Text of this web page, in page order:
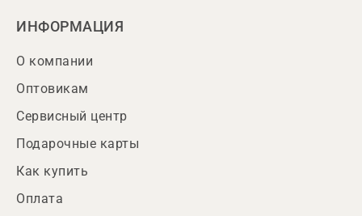
ИНФОРМАЦИЯ
О компании
Оптовикам
Сервисный центр
Подарочные карты
Как купить
Оплата